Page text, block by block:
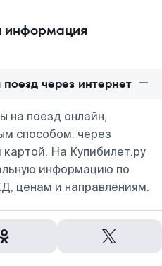
информация
через интернет
на поезд онлайн,
способом: через
На Купибилет.ру
информацию по
ценам и направлениям.